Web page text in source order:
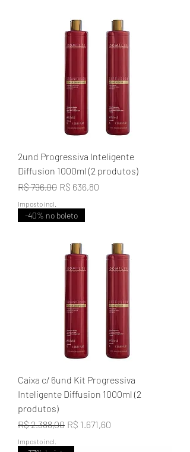
2und Progressiva Inteligente
Diffusion 1000ml (2 produtos)
Preço normal
R$ 796,00 Preço promocional
R$ 636,80
Imposto incl.
-40% no boleto
Caixa c/ 6und Kit Progressiva
Inteligente Diffusion 1000ml (2
produtos)
Preço normal
R$ 2.388,00 Preço promocional
R$ 1.671,60
Imposto incl.